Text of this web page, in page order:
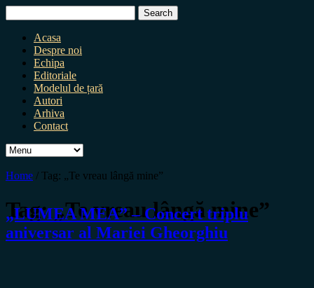
for:
Acasa
Despre noi
Echipa
Editoriale
Modelul de țară
Autori
Arhiva
Contact
Home / Tag: „Te vreau lângă mine”
Tag:„Te vreau lângă mine”
„LUMEA MEA” – Concert triplu
aniversar al Mariei Gheorghiu